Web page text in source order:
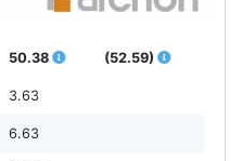
50.38 (52.59)
3.63
6.63